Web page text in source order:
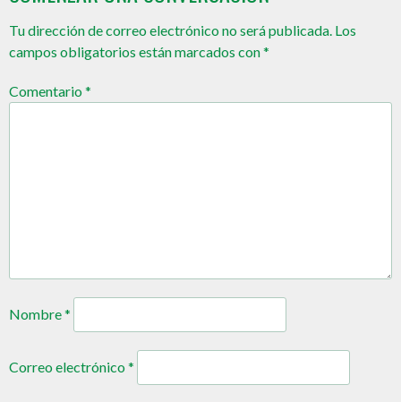
Tu dirección de correo electrónico no será publicada. Los
campos obligatorios están marcados con*
Comentario*
Nombre*
Correo electrónico*